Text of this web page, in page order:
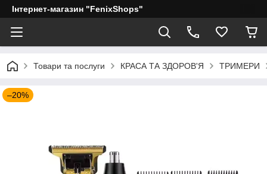
Інтернет-магазин "FenixShops"
Товари та послуги КРАСА ТА ЗДОРОВ'Я ТРИМЕРИ
–20%